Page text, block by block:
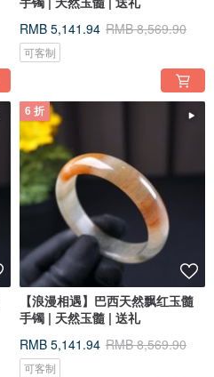
RMB 5,141.94 RMB 8,569.90
可客制
6 折
【浪漫相遇】巴西天然飘红玉髓
手镯 | 天然玉髓 | 送礼
RMB 5,141.94 RMB 8,569.90
可客制